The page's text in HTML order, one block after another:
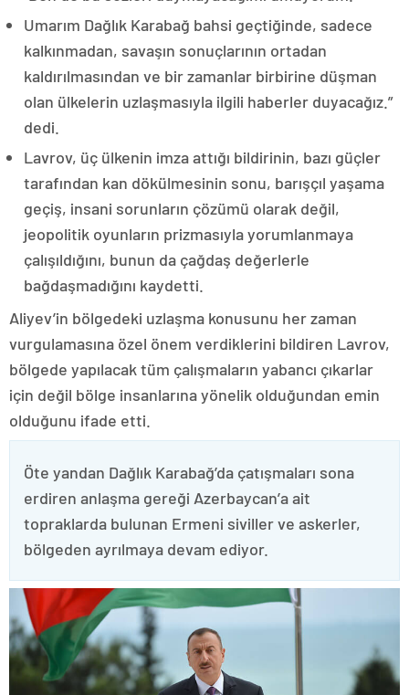
Umarım Dağlık Karabağ bahsi geçtiğinde, sadece
kalkınmadan, savaşın sonuçlarının ortadan
kaldırılmasından ve bir zamanlar birbirine düşman
olan ülkelerin uzlaşmasıyla ilgili haberler duyacağız.”
dedi.
Lavrov, üç ülkenin imza attığı bildirinin, bazı güçler
tarafından kan dökülmesinin sonu, barışçıl yaşama
geçiş, insani sorunların çözümü olarak değil,
jeopolitik oyunların prizmasıyla yorumlanmaya
çalışıldığını, bunun da çağdaş değerlerle
bağdaşmadığını kaydetti.
Aliyev’in bölgedeki uzlaşma konusunu her zaman
vurgulamasına özel önem verdiklerini bildiren Lavrov,
bölgede yapılacak tüm çalışmaların yabancı çıkarlar
için değil bölge insanlarına yönelik olduğundan emin
olduğunu ifade etti.
Öte yandan Dağlık Karabağ’da çatışmaları sona
erdiren anlaşma gereği Azerbaycan’a ait
topraklarda bulunan Ermeni siviller ve askerler,
bölgeden ayrılmaya devam ediyor.